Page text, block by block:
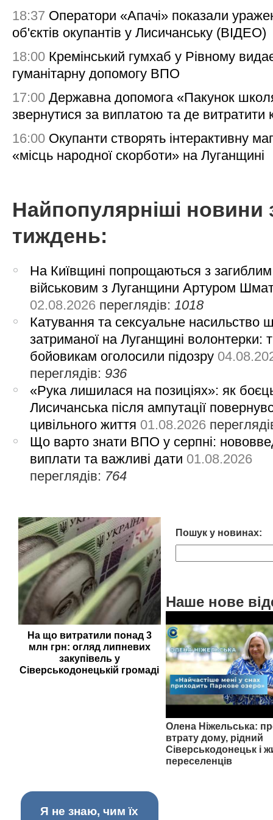
18:37 Оператори «Апачі» показали
об'єктів окупантів у Лисичанську (ВІДЕО)
18:00 Кремінський гумхаб у Рівному
гуманітарну допомогу ВПО
17:00 Державна допомога «Пакунок
звернутися за виплатою та де витратити
16:00 Окупанти створять інтерактивну
«місць народної скорботи» на Луганщині
Найпопулярніші новини
тиждень:
На Київщині попрощаються з загиблим
військовим з Луганщини Артуром
02.08.2026 переглядів:1018
Катування та сексуальне насильство
затриманої на Луганщині волонтерки:
бойовикам оголосили підозру
переглядів: 936
«Рука лишилася на позиціях»: як
Лисичанська після ампутації
цивільного життя 01.08.2026
Що варто знати ВПО у серпні:
виплати та важливі дати 01.08.2026
переглядів: 764
На що витратили понад 3
млн грн: огляд липневих
закупівель у
Сіверськодонецькій громаді
Пошук у новинах:
Наше нове
Олена Ніжельська:
втрату дому, рідний
Сіверськодонецьк і
переселенців
Я не знаю, чим їх